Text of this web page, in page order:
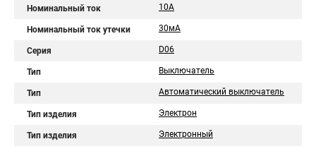
Номинальный ток 10A
Номинальный ток утечки 30мА
Серия D06
Тип Выключатель
Тип Автоматический выключатель
Тип изделия Электрон
Тип изделия Электронный